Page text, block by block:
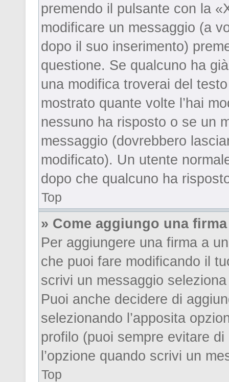
premendo il pulsante con la
modificare un messaggio (a
dopo il suo inserimento)
questione. Se qualcuno ha
una modifica troverai del
mostrato quante volte l’hai
nessuno ha risposto o se un
messaggio (dovrebbero
modificato). Un utente
dopo che qualcuno ha
Top
» Come aggiungo una
Per aggiungere una firma a
che puoi fare modificando il
scrivi un messaggio
Puoi anche decidere di
selezionando l’apposita
profilo (puoi sempre evitare
l’opzione quando scrivi un
Top